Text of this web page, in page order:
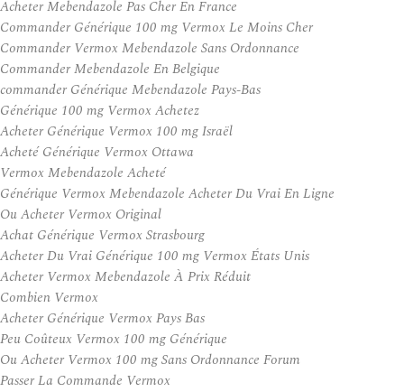
Acheter Mebendazole Pas Cher En France
Commander Générique 100 mg Vermox Le Moins Cher
Commander Vermox Mebendazole Sans Ordonnance
Commander Mebendazole En Belgique
commander Générique Mebendazole Pays-Bas
Générique 100 mg Vermox Achetez
Acheter Générique Vermox 100 mg Israël
Acheté Générique Vermox Ottawa
Vermox Mebendazole Acheté
Générique Vermox Mebendazole Acheter Du Vrai En Ligne
Ou Acheter Vermox Original
Achat Générique Vermox Strasbourg
Acheter Du Vrai Générique 100 mg Vermox États Unis
Acheter Vermox Mebendazole À Prix Réduit
Combien Vermox
Acheter Générique Vermox Pays Bas
Peu Coûteux Vermox 100 mg Générique
Ou Acheter Vermox 100 mg Sans Ordonnance Forum
Passer La Commande Vermox